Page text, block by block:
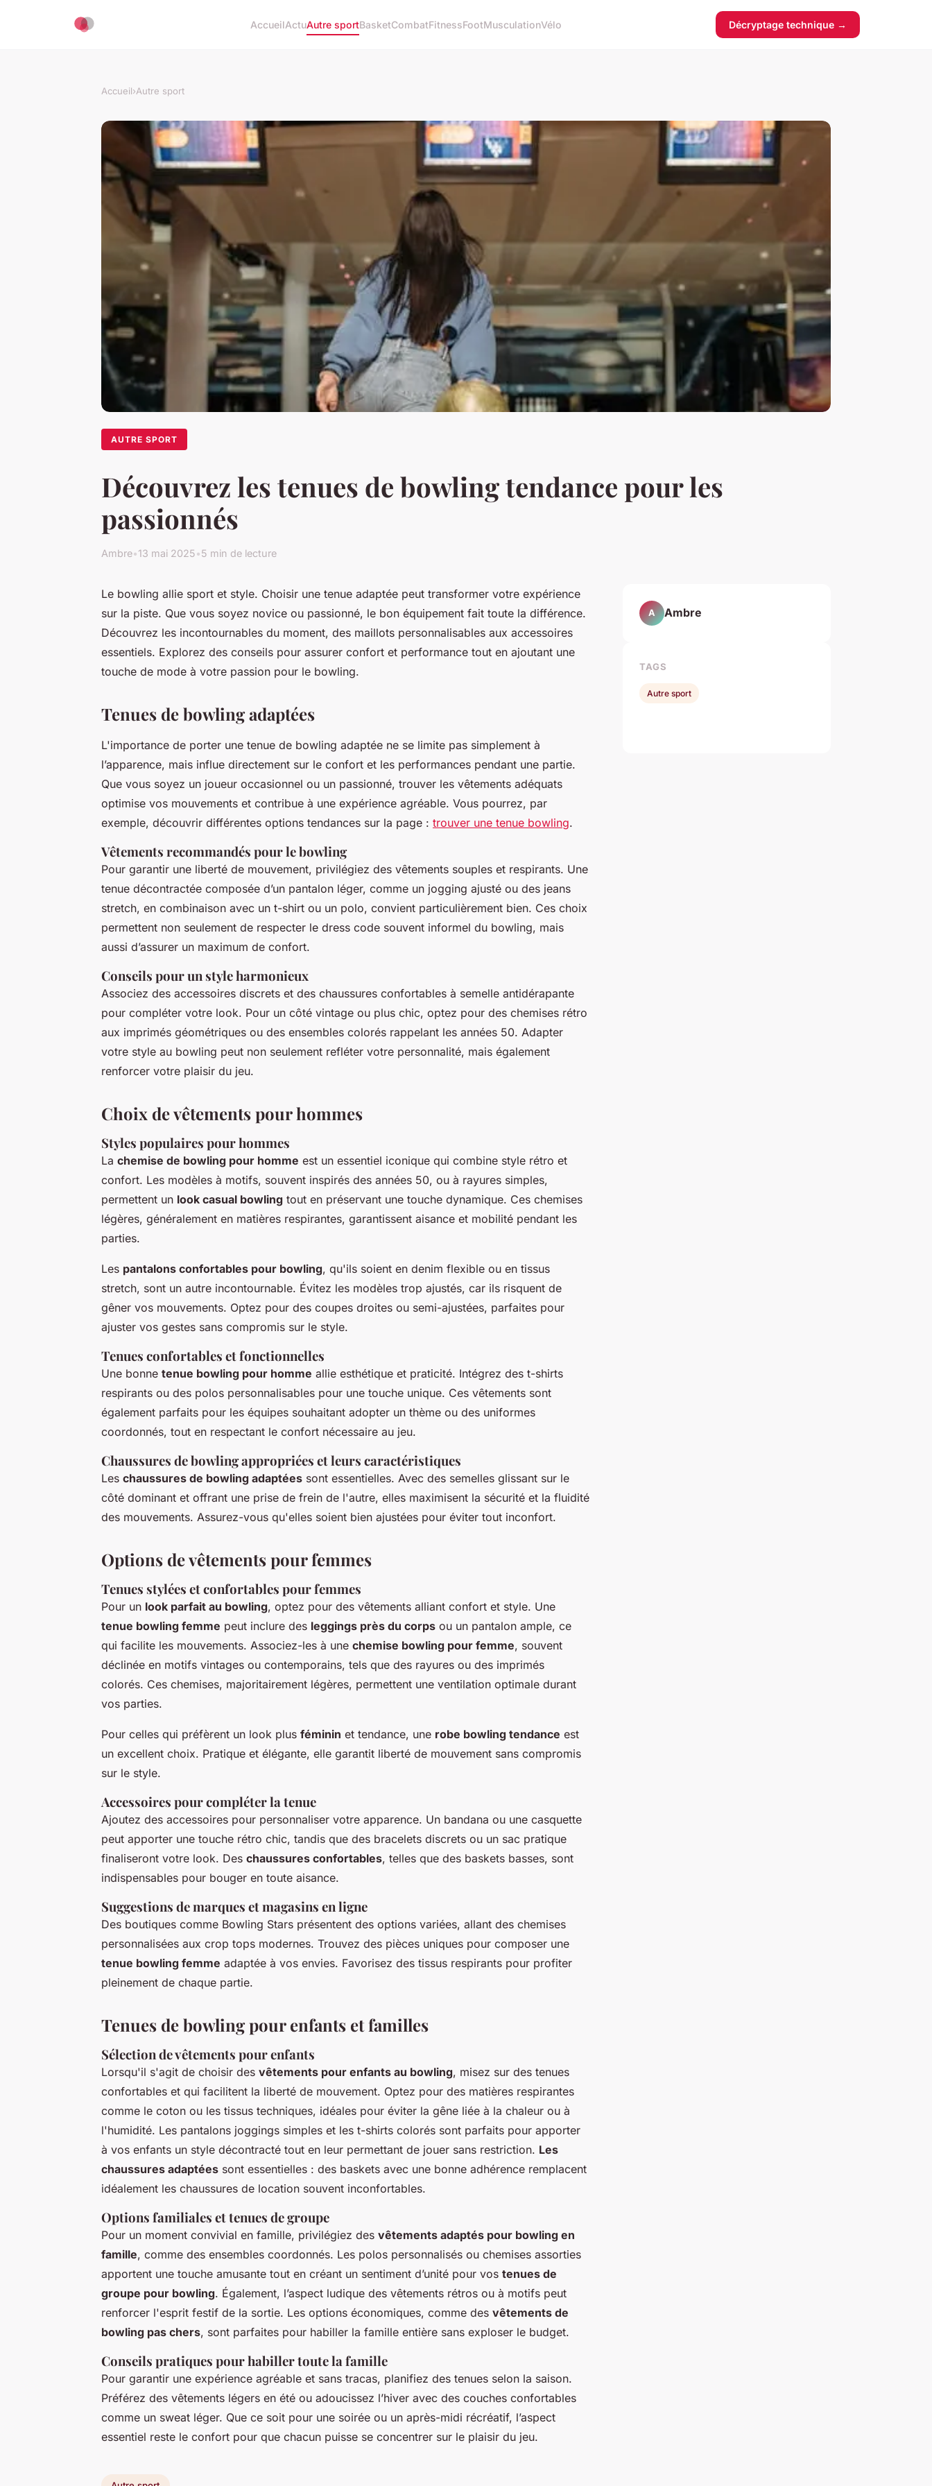
AccueilActuAutre sportBasketCombatFitnessFootMusculationVélo Décryptage technique →
Accueil›Autre sport
AUTRE SPORT
Découvrez les tenues de bowling tendance pour les
passionnés
Ambre•13 mai 2025•5 min de lecture
Le bowling allie sport et style. Choisir une tenue adaptée peut transformer votre expérience
sur la piste. Que vous soyez novice ou passionné, le bon équipement fait toute la différence.
Découvrez les incontournables du moment, des maillots personnalisables aux accessoires
essentiels. Explorez des conseils pour assurer confort et performance tout en ajoutant une
touche de mode à votre passion pour le bowling.
Tenues de bowling adaptées
L'importance de porter une tenue de bowling adaptée ne se limite pas simplement à
l’apparence, mais influe directement sur le confort et les performances pendant une partie.
Que vous soyez un joueur occasionnel ou un passionné, trouver les vêtements adéquats
optimise vos mouvements et contribue à une expérience agréable. Vous pourrez, par
exemple, découvrir différentes options tendances sur la page : trouver une tenue bowling.
Vêtements recommandés pour le bowling
Pour garantir une liberté de mouvement, privilégiez des vêtements souples et respirants. Une
tenue décontractée composée d’un pantalon léger, comme un jogging ajusté ou des jeans
stretch, en combinaison avec un t-shirt ou un polo, convient particulièrement bien. Ces choix
permettent non seulement de respecter le dress code souvent informel du bowling, mais
aussi d’assurer un maximum de confort.
Conseils pour un style harmonieux
Associez des accessoires discrets et des chaussures confortables à semelle antidérapante
pour compléter votre look. Pour un côté vintage ou plus chic, optez pour des chemises rétro
aux imprimés géométriques ou des ensembles colorés rappelant les années 50. Adapter
votre style au bowling peut non seulement refléter votre personnalité, mais également
renforcer votre plaisir du jeu.
Choix de vêtements pour hommes
Styles populaires pour hommes
La chemise de bowling pour homme est un essentiel iconique qui combine style rétro et
confort. Les modèles à motifs, souvent inspirés des années 50, ou à rayures simples,
permettent un look casual bowling tout en préservant une touche dynamique. Ces chemises
légères, généralement en matières respirantes, garantissent aisance et mobilité pendant les
parties.
Les pantalons confortables pour bowling, qu'ils soient en denim flexible ou en tissus
stretch, sont un autre incontournable. Évitez les modèles trop ajustés, car ils risquent de
gêner vos mouvements. Optez pour des coupes droites ou semi-ajustées, parfaites pour
ajuster vos gestes sans compromis sur le style.
Tenues confortables et fonctionnelles
Une bonne tenue bowling pour homme allie esthétique et praticité. Intégrez des t-shirts
respirants ou des polos personnalisables pour une touche unique. Ces vêtements sont
également parfaits pour les équipes souhaitant adopter un thème ou des uniformes
coordonnés, tout en respectant le confort nécessaire au jeu.
Chaussures de bowling appropriées et leurs caractéristiques
Les chaussures de bowling adaptées sont essentielles. Avec des semelles glissant sur le
côté dominant et offrant une prise de frein de l'autre, elles maximisent la sécurité et la fluidité
des mouvements. Assurez-vous qu'elles soient bien ajustées pour éviter tout inconfort.
Options de vêtements pour femmes
Tenues stylées et confortables pour femmes
Pour un look parfait au bowling, optez pour des vêtements alliant confort et style. Une
tenue bowling femme peut inclure des leggings près du corps ou un pantalon ample, ce
qui facilite les mouvements. Associez-les à une chemise bowling pour femme, souvent
déclinée en motifs vintages ou contemporains, tels que des rayures ou des imprimés
colorés. Ces chemises, majoritairement légères, permettent une ventilation optimale durant
vos parties.
Pour celles qui préfèrent un look plus féminin et tendance, une robe bowling tendance est
un excellent choix. Pratique et élégante, elle garantit liberté de mouvement sans compromis
sur le style.
Accessoires pour compléter la tenue
Ajoutez des accessoires pour personnaliser votre apparence. Un bandana ou une casquette
peut apporter une touche rétro chic, tandis que des bracelets discrets ou un sac pratique
finaliseront votre look. Des chaussures confortables, telles que des baskets basses, sont
indispensables pour bouger en toute aisance.
Suggestions de marques et magasins en ligne
Des boutiques comme Bowling Stars présentent des options variées, allant des chemises
personnalisées aux crop tops modernes. Trouvez des pièces uniques pour composer une
tenue bowling femme adaptée à vos envies. Favorisez des tissus respirants pour profiter
pleinement de chaque partie.
Tenues de bowling pour enfants et familles
Sélection de vêtements pour enfants
Lorsqu'il s'agit de choisir des vêtements pour enfants au bowling, misez sur des tenues
confortables et qui facilitent la liberté de mouvement. Optez pour des matières respirantes
comme le coton ou les tissus techniques, idéales pour éviter la gêne liée à la chaleur ou à
l'humidité. Les pantalons joggings simples et les t-shirts colorés sont parfaits pour apporter
à vos enfants un style décontracté tout en leur permettant de jouer sans restriction. Les
chaussures adaptées sont essentielles : des baskets avec une bonne adhérence remplacent
idéalement les chaussures de location souvent inconfortables.
Options familiales et tenues de groupe
Pour un moment convivial en famille, privilégiez des vêtements adaptés pour bowling en
famille, comme des ensembles coordonnés. Les polos personnalisés ou chemises assorties
apportent une touche amusante tout en créant un sentiment d’unité pour vos tenues de
groupe pour bowling. Également, l’aspect ludique des vêtements rétros ou à motifs peut
renforcer l'esprit festif de la sortie. Les options économiques, comme des vêtements de
bowling pas chers, sont parfaites pour habiller la famille entière sans exploser le budget.
Conseils pratiques pour habiller toute la famille
Pour garantir une expérience agréable et sans tracas, planifiez des tenues selon la saison.
Préférez des vêtements légers en été ou adoucissez l’hiver avec des couches confortables
comme un sweat léger. Que ce soit pour une soirée ou un après-midi récréatif, l’aspect
essentiel reste le confort pour que chacun puisse se concentrer sur le plaisir du jeu.
A Ambre
TAGS
Autre sport